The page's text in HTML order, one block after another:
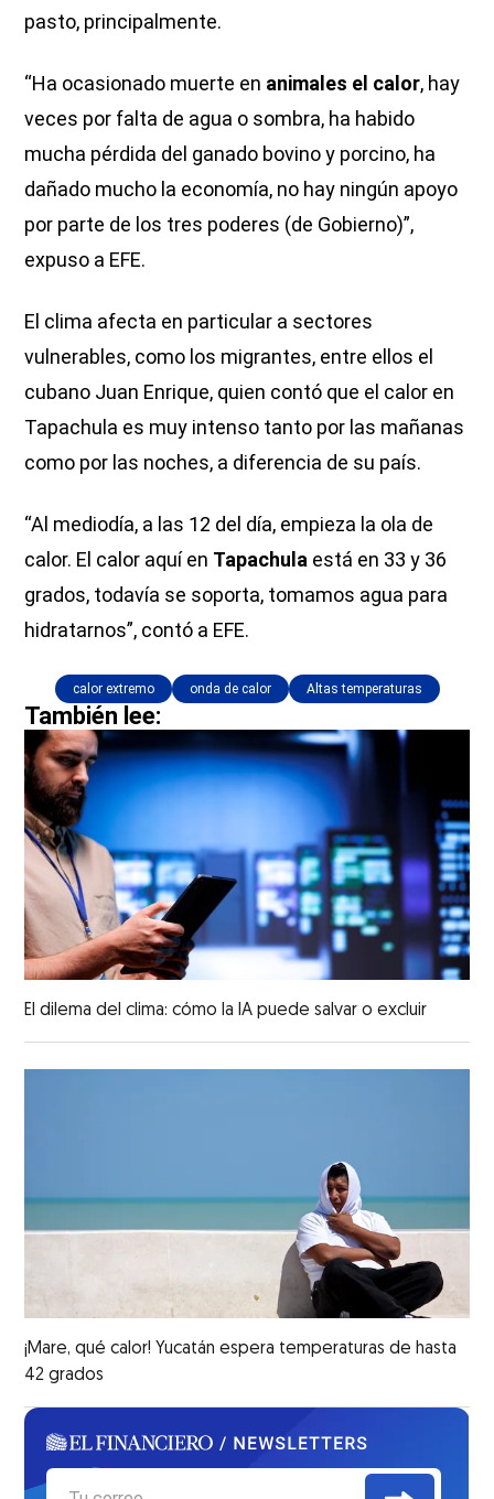
pasto, principalmente.
“Ha ocasionado muerte en animales el calor, hay
veces por falta de agua o sombra, ha habido
mucha pérdida del ganado bovino y porcino, ha
dañado mucho la economía, no hay ningún apoyo
por parte de los tres poderes (de Gobierno)”,
expuso a EFE.
El clima afecta en particular a sectores
vulnerables, como los migrantes, entre ellos el
cubano Juan Enrique, quien contó que el calor en
Tapachula es muy intenso tanto por las mañanas
como por las noches, a diferencia de su país.
“Al mediodía, a las 12 del día, empieza la ola de
calor. El calor aquí en Tapachula está en 33 y 36
grados, todavía se soporta, tomamos agua para
hidratarnos”, contó a EFE.
calor extremo onda de calor Altas temperaturas
También lee:
El dilema del clima: cómo la IA puede salvar o excluir
¡Mare, qué calor! Yucatán espera temperaturas de hasta
42 grados